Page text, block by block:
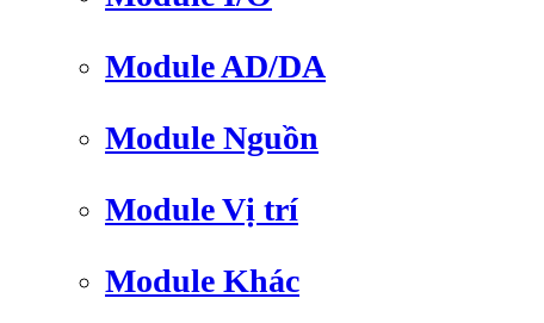
Module AD/DA
Module Nguồn
Module Vị trí
Module Khác